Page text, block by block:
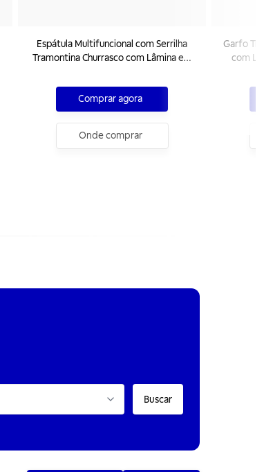
Espátula Multifuncional com Serrilha
Tramontina Churrasco com Lâmina em
Comprar agora
Onde comprar
Garfo
com
Buscar